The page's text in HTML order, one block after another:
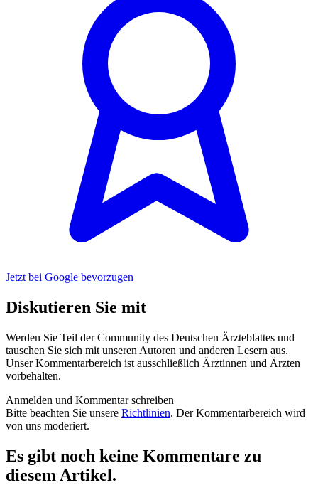
Jetzt bei Google bevorzugen
Diskutieren Sie mit
Werden Sie Teil der Community des Deutschen Ärzteblattes und
tauschen Sie sich mit unseren Autoren und anderen Lesern aus.
Unser Kommentarbereich ist ausschließlich Ärztinnen und Ärzten
vorbehalten.
Anmelden und Kommentar schreiben
Bitte beachten Sie unsere Richtlinien. Der Kommentarbereich wird
von uns moderiert.
Es gibt noch keine Kommentare zu
diesem Artikel.